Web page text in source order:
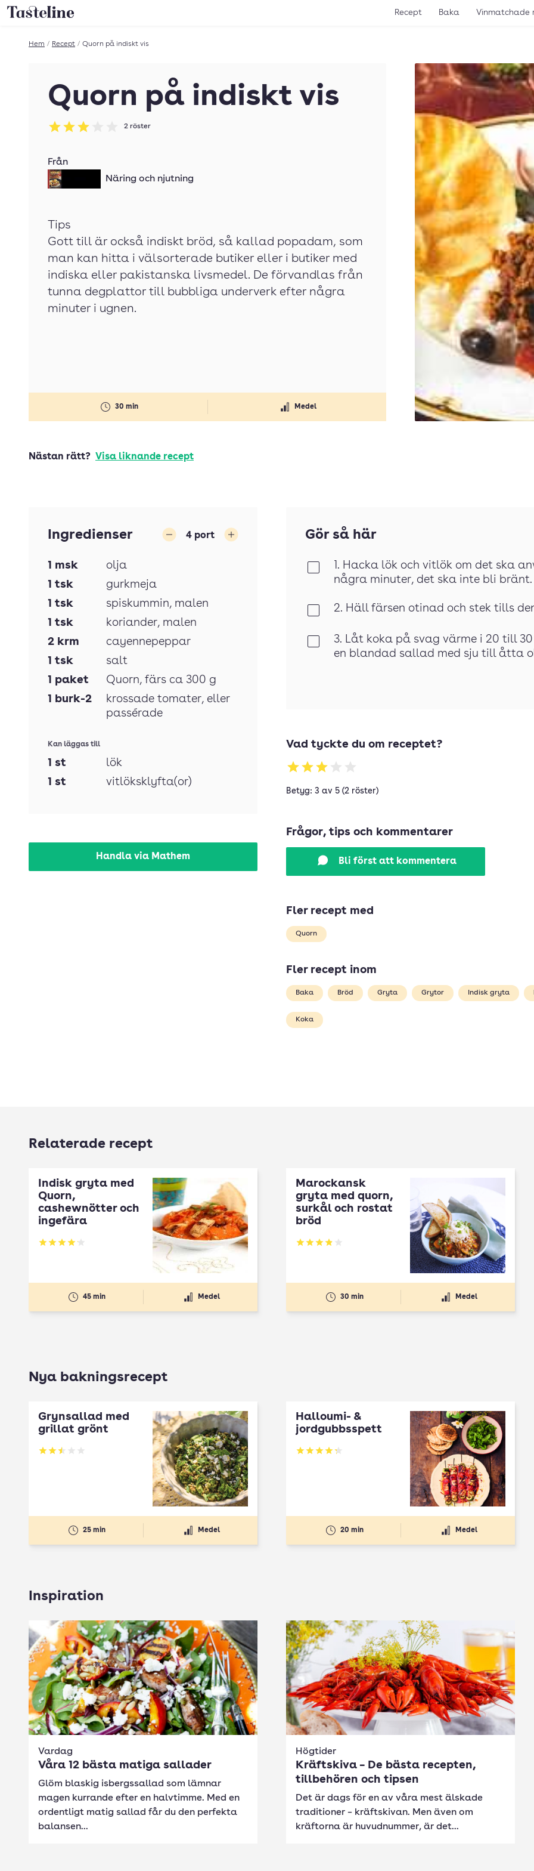
Till Tastelines startsida Recept Baka Vinmatchade
Hem / Recept / Quorn på indiskt vis
Quorn på indiskt vis
Betyg: 3 av 5
2 röster
30 min Medel
Från
Näring och njutning
Tips
Gott till är också indiskt bröd, så kallad popadam, som
man kan hitta i välsorterade butiker eller i butiker med
indiska eller pakistanska livsmedel. De förvandlas från
tunna degplattor till bubbliga underverk efter några
minuter i ugnen.
Nästan rätt? Visa liknande recept
Ingredienser 4 port
1 msk
olja
1 tsk
gurkmeja
1 tsk spiskummin, malen
1 tsk koriander, malen
2 krm
cayennepeppar
1 tsk
salt
1 paket Quorn, färs ca 300 g
1 burk-2 krossade tomater, eller
passérade
Kan läggas till
1 st
lök
1 st vitlöksklyfta(or)
Handla via Mathem
Gör så här
1. Hacka lök och vitlök om det ska
några minuter, det ska inte bli bränt.
2. Häll färsen otinad och stek tills
3. Låt koka på svag värme i 20 till
en blandad sallad med sju till åtta
Vad tyckte du om receptet?
Betyg: 3 av 5 (2 röster)
Frågor, tips och kommentarer
Bli först att kommentera
Fler recept med
Quorn
Fler recept inom
Baka Bröd Gryta Grytor Indisk gryta
Koka
Relaterade recept
Indisk gryta med
Quorn,
cashewnötter och
ingefära
Betyg: 4.09 av 5
45 min Medel
Marockansk
gryta med quorn,
surkål och rostat
bröd
Betyg: 3.87 av 5
30 min Medel
Nya bakningsrecept
Grynsallad med
grillat grönt
Betyg: 2.5 av 5
25 min Medel
Halloumi- &
jordgubbsspett
Betyg: 4.3 av 5
20 min Medel
Inspiration
Vardag
Våra 12 bästa matiga sallader
Glöm blaskig isbergssallad som lämnar
magen kurrande efter en halvtimme. Med en
ordentligt matig sallad får du den perfekta
balansen...
Högtider
Kräftskiva – De bästa recepten,
tillbehören och tipsen
Det är dags för en av våra mest älskade
traditioner – kräftskivan. Men även om
kräftorna är huvudnummer, är det...